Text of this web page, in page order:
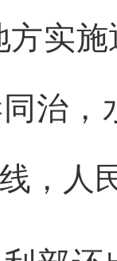
实
治
，人